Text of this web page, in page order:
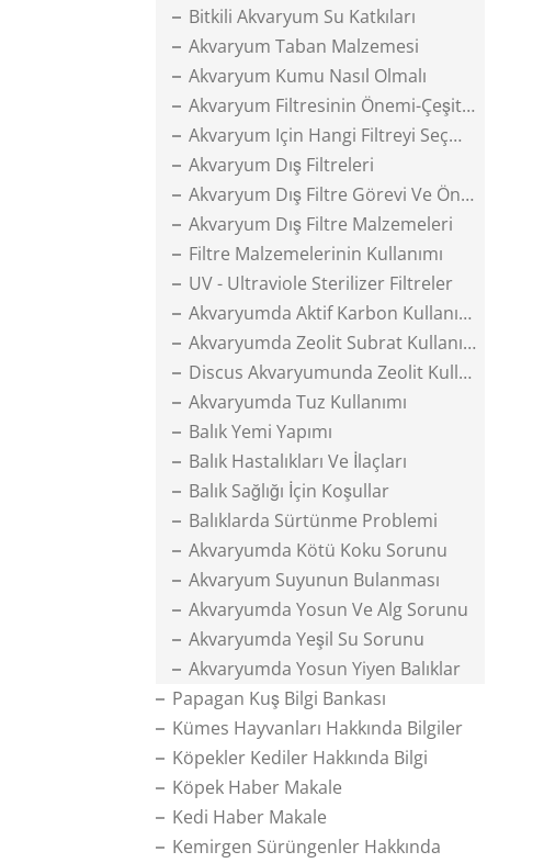
Bitkili Akvaryum Su Katkıları
Akvaryum Taban Malzemesi
Akvaryum Kumu Nasıl Olmalı
Akvaryum Filtresinin Önemi-Çeşitleri
Akvaryum Için Hangi Filtreyi Seçmeli
Akvaryum Dış Filtreleri
Akvaryum Dış Filtre Görevi Ve Önemi
Akvaryum Dış Filtre Malzemeleri
Filtre Malzemelerinin Kullanımı
UV - Ultraviole Sterilizer Filtreler
Akvaryumda Aktif Karbon Kullanımı
Akvaryumda Zeolit Subrat Kullanımı
Discus Akvaryumunda Zeolit Kullanımı
Akvaryumda Tuz Kullanımı
Balık Yemi Yapımı
Balık Hastalıkları Ve İlaçları
Balık Sağlığı İçin Koşullar
Balıklarda Sürtünme Problemi
Akvaryumda Kötü Koku Sorunu
Akvaryum Suyunun Bulanması
Akvaryumda Yosun Ve Alg Sorunu
Akvaryumda Yeşil Su Sorunu
Akvaryumda Yosun Yiyen Balıklar
Papagan Kuş Bilgi Bankası
Kümes Hayvanları Hakkında Bilgiler
Köpekler Kediler Hakkında Bilgi
Köpek Haber Makale
Kedi Haber Makale
Kemirgen Sürüngenler Hakkında